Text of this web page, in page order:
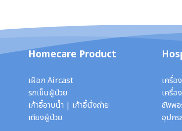
Homecare Product
เฝือก Aircast
รถเข็นผู้ป่วย
เก้าอี้อาบน้ำ | เก้าอี้นั่งถ่าย
เตียงผู้ป่วย
เครื่อ
เครื่
ซัพพอ
อุปก